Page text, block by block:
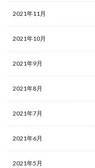
2021年11月
2021年10月
2021年9月
2021年8月
2021年7月
2021年6月
2021年5月